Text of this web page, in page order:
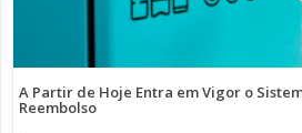
A Partir de Hoje Entra em Vigor o
Reembolso